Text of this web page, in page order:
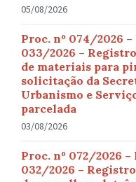
05/08/2026
Proc. nº 074/2026
033/2026 –
de materiais para
solicitação da
Urbanismo e
parcelada
03/08/2026
Proc. nº 072/2026
032/2026 –